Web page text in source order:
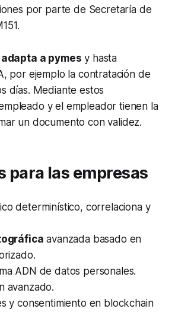
por parte de Secretaría de
a pymes y hasta
por ejemplo la contratación de
días. Mediante estos
y el empleador tienen la
un documento con validez.
para las empresas
determinístico, correlaciona y
avanzada basado en
ADN de datos personales.
avanzado.
y consentimiento en blockchain